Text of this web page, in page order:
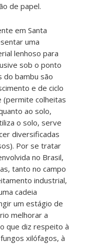
de papel.
em Santa
uma
lenhoso para
sob o ponto
do bambu são
e de ciclo
(permite colheitas
ao solo,
o solo, serve
diversificadas
Por se tratar
no Brasil,
tanto no campo
industrial,
cadeia
um estágio de
melhorar a
que diz respeito à
xilófagos, à